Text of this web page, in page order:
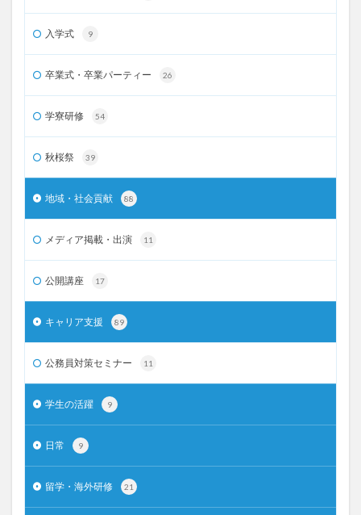
入学式 9
卒業式・卒業パーティー 26
学寮研修 54
秋桜祭 39
地域・社会貢献 88
メディア掲載・出演 11
公開講座 17
キャリア支援 89
公務員対策セミナー 11
学生の活躍 9
日常 9
留学・海外研修 21